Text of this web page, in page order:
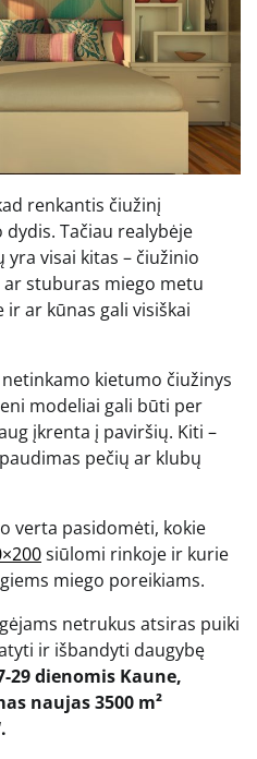
renkantis čiužinį
Tačiau realybėje
visai kitas – čiužinio
stuburas miego metu
ar kūnas gali visiškai
kietumo čiužinys
modeliai gali būti per
įkrenta į paviršių. Kiti –
pečių ar klubų
verta pasidomėti, kokie
siūlomi rinkoje ir kurie
miego poreikiams.
netrukus atsiras puiki
ir išbandyti daugybę
29 dienomis Kaune,
naujas 3500 m²